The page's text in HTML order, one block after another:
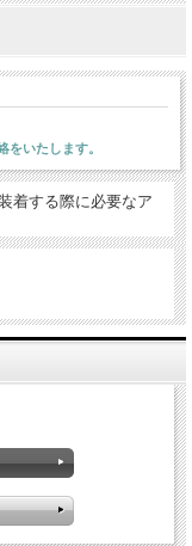
いたします。
着する際に必要なア